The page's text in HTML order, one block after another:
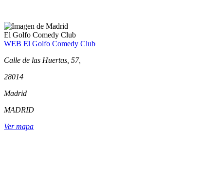
El Golfo Comedy Club
WEB El Golfo Comedy Club
Calle de las Huertas, 57,
28014
Madrid
MADRID
Ver mapa